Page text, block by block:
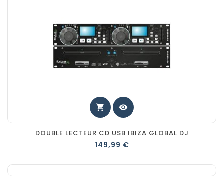
shopping_cart visibility
DOUBLE LECTEUR CD USB IBIZA GLOBAL DJ
149,99 €